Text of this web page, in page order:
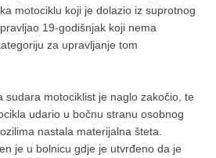
motociklu koji je dolazio iz suprotnog
19-godišnjak koji nema
za upravljanje tom
sudara motociklist je naglo zakočio, te
udario u bočnu stranu osobnog
nastala materijalna šteta.
je u bolnicu gdje je utvrđeno da je